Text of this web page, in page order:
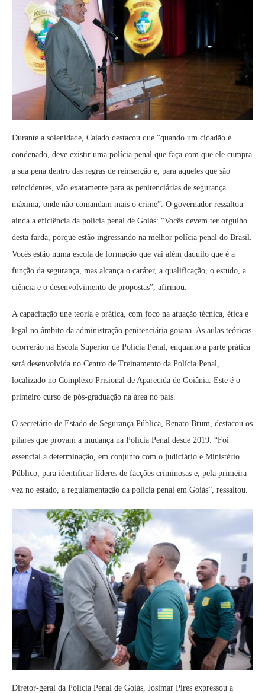
Durante a solenidade, Caiado destacou que “quando um cidadão é
condenado, deve existir uma polícia penal que faça com que ele cumpra
a sua pena dentro das regras de reinserção e, para aqueles que são
reincidentes, vão exatamente para as penitenciárias de segurança
máxima, onde não comandam mais o crime”. O governador ressaltou
ainda a eficiência da polícia penal de Goiás: “Vocês devem ter orgulho
desta farda, porque estão ingressando na melhor polícia penal do Brasil.
Vocês estão numa escola de formação que vai além daquilo que é a
função da segurança, mas alcança o caráter, a qualificação, o estudo, a
ciência e o desenvolvimento de propostas”, afirmou.
A capacitação une teoria e prática, com foco na atuação técnica, ética e
legal no âmbito da administração penitenciária goiana. As aulas teóricas
ocorrerão na Escola Superior de Polícia Penal, enquanto a parte prática
será desenvolvida no Centro de Treinamento da Polícia Penal,
localizado no Complexo Prisional de Aparecida de Goiânia. Este é o
primeiro curso de pós-graduação na área no país.
O secretário de Estado de Segurança Pública, Renato Brum, destacou os
pilares que provam a mudança na Polícia Penal desde 2019. “Foi
essencial a determinação, em conjunto com o judiciário e Ministério
Público, para identificar líderes de facções criminosas e, pela primeira
vez no estado, a regulamentação da polícia penal em Goiás”, ressaltou.
Diretor-geral da Polícia Penal de Goiás, Josimar Pires expressou a